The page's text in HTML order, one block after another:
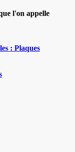
l'on appelle
: Plaques